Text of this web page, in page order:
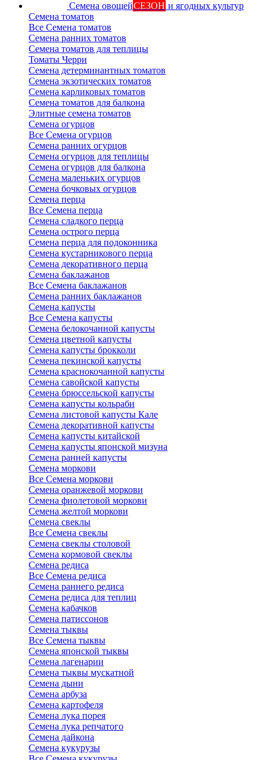
Семена овощейСЕЗОН и ягодных культур
Семена томатов
Все Семена томатов
Семена ранних томатов
Семена томатов для теплицы
Томаты Черри
Семена детерминантных томатов
Семена экзотических томатов
Семена карликовых томатов
Семена томатов для балкона
Элитные семена томатов
Семена огурцов
Все Семена огурцов
Семена ранних огурцов
Семена огурцов для теплицы
Семена огурцов для балкона
Семена маленьких огурцов
Семена бочковых огурцов
Семена перца
Все Семена перца
Семена сладкого перца
Семена острого перца
Семена перца для подоконника
Семена кустарникового перца
Семена декоративного перца
Семена баклажанов
Все Семена баклажанов
Семена ранних баклажанов
Семена капусты
Все Семена капусты
Семена белокочанной капусты
Семена цветной капусты
Семена капусты брокколи
Семена пекинской капусты
Семена краснокочанной капусты
Семена савойской капусты
Семена брюссельской капусты
Семена капусты кольраби
Семена листовой капусты Кале
Семена декоративной капусты
Семена капусты китайской
Семена капусты японской мизуна
Семена ранней капусты
Семена моркови
Все Семена моркови
Семена оранжевой моркови
Семена фиолетовой моркови
Семена желтой моркови
Семена свеклы
Все Семена свеклы
Семена свеклы столовой
Семена кормовой свеклы
Семена редиса
Все Семена редиса
Семена раннего редиса
Семена редиса для теплиц
Семена кабачков
Семена патиссонов
Семена тыквы
Все Семена тыквы
Семена японской тыквы
Семена лагенарии
Семена тыквы мускатной
Семена дыни
Семена арбуза
Семена картофеля
Семена лука порея
Семена лука репчатого
Семена дайкона
Семена кукурузы